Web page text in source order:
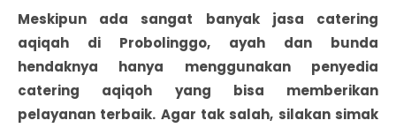
Meskipun ada sangat banyak jasa catering
aqiqah di Probolinggo, ayah dan bunda
hendaknya hanya menggunakan penyedia
catering aqiqoh yang bisa memberikan
pelayanan terbaik. Agar tak salah, silakan simak